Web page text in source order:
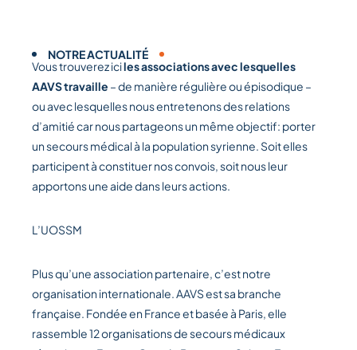
NOTRE ACTUALITÉ
Vous trouverez iciles associations avec lesquelles
AAVS travaille – de manière régulière ou épisodique –
ou avec lesquelles nous entretenons des relations
d’amitié car nous partageons un même objectif: porter
un secours médical à la population syrienne. Soit elles
participent à constituer nos convois, soit nous leur
apportons une aide dans leurs actions.
L’UOSSM
Plus qu’une association partenaire, c’est notre
organisation internationale. AAVS est sa branche
française. Fondée en France et basée à Paris, elle
rassemble 12 organisations de secours médicaux